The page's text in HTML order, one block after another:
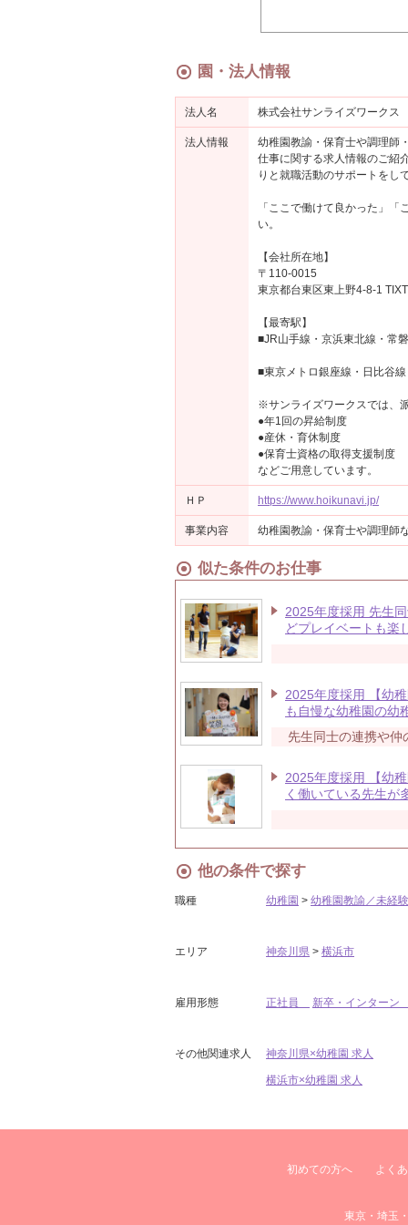
園・法人情報
法人名 株式会社サンライズワークス
法人情報
幼稚園教諭・保育士や調理師
仕事に関する求人情報のご紹
りと就職活動のサポートをし
「ここで働けて良かった」
い。
【会社所在地】
〒110-0015
東京都台東区東上野4-8-1
【最寄駅】
■JR山手線・京浜東北線・常
■東京メトロ銀座線・日比谷
※サンライズワークスでは、
●年1回の昇給制度
●産休・育休制度
●保育士資格の取得支援制度
などご用意しています。
ＨＰ https://www.hoikunavi.jp/
事業内容 幼稚園教諭・保育士や調理師
似た条件のお仕事
2025年度採用 先生
どプレイベートも楽
2025年度採用 【幼
も自慢な幼稚園の幼
先生同士の連携や仲
2025年度採用 【幼
く働いている先生が
他の条件で探す
職種 幼稚園 > 幼稚園教諭／未経
エリア 神奈川県 > 横浜市
雇用形態 正社員 新卒・インター
その他関連求人 神奈川県×幼稚園 求人
横浜市×幼稚園 求人
初めての方へ よく
東京・埼玉